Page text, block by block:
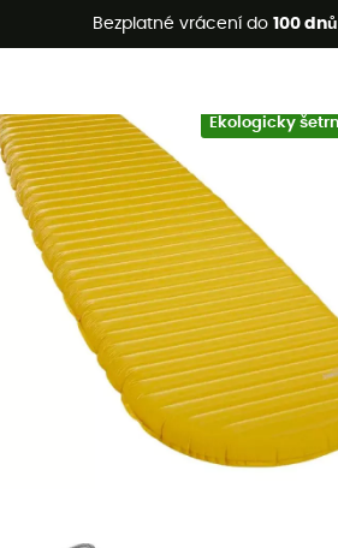
Bezplatné vrácení do 100 dnů
🔥 -5 % EXTRA při nákupu 2 produktů*
Ekologicky